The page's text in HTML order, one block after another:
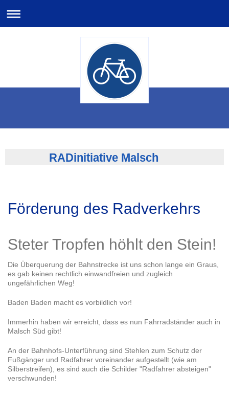
RADinitiative Malsch
Förderung des Radverkehrs
Steter Tropfen höhlt den Stein!
Die Überquerung der Bahnstrecke ist uns schon lange ein Graus,
es gab keinen rechtlich einwandfreien und zugleich
ungefährlichen Weg!
Baden Baden macht es vorbildlich vor!
Immerhin haben wir erreicht, dass es nun Fahrradständer auch in
Malsch Süd gibt!
An der Bahnhofs-Unterführung sind Stehlen zum Schutz der
Fußgänger und Radfahrer voreinander aufgestellt (wie am
Silberstreifen), es sind auch die Schilder "Radfahrer absteigen"
verschwunden!